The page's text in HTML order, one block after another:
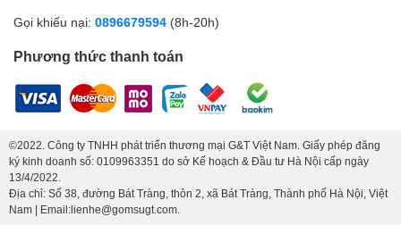
Gọi khiếu nại: 0896679594 (8h-20h)
Phương thức thanh toán
©2022. Công ty TNHH phát triển thương mại G&T Việt Nam. Giấy phép đăng
ký kinh doanh số: 0109963351 do sở Kế hoạch & Đầu tư Hà Nội cấp ngày
13/4/2022.
Địa chỉ: Số 38, đường Bát Tràng, thôn 2, xã Bát Tràng, Thành phố Hà Nội, Việt
Nam | Email:lienhe@gomsugt.com.